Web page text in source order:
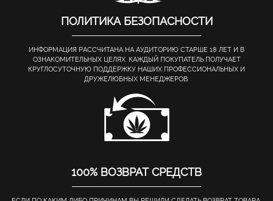
ПОЛИТИКА БЕЗОПАСНОСТИ
ИНФОРМАЦИЯ РАССЧИТАНА НА АУДИТОРИЮ СТАРШЕ 18 ЛЕТ И В
ОЗНАКОМИТЕЛЬНЫХ ЦЕЛЯХ. КАЖДЫЙ ПОКУПАТЕЛЬ ПОЛУЧАЕТ
КРУГЛОСУТОЧНУЮ ПОДДЕРЖКУ НАШИХ ПРОФЕССИОНАЛЬНЫХ И
ДРУЖЕЛЮБНЫХ МЕНЕДЖЕРОВ.
100% ВОЗВРАТ СРЕДСТВ